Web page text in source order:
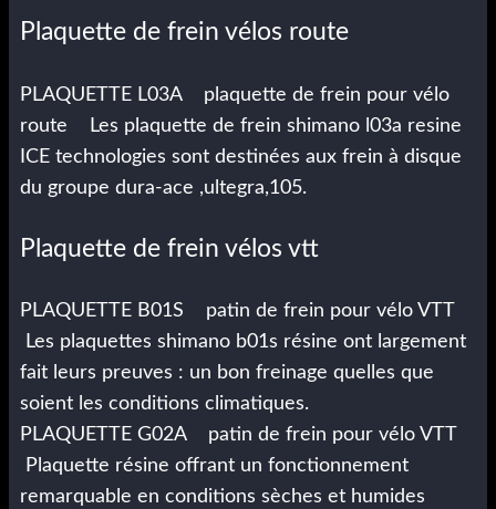
Plaquette de frein vélos route
PLAQUETTE L03A plaquette de frein pour vélo
route Les plaquette de frein shimano l03a resine
ICE technologies sont destinées aux frein à disque
du groupe dura-ace ,ultegra,105.
Plaquette de frein vélos vtt
PLAQUETTE B01S patin de frein pour vélo VTT
Les plaquettes shimano b01s résine ont largement
fait leurs preuves : un bon freinage quelles que
soient les conditions climatiques.
PLAQUETTE G02A patin de frein pour vélo VTT
Plaquette résine offrant un fonctionnement
remarquable en conditions sèches et humides